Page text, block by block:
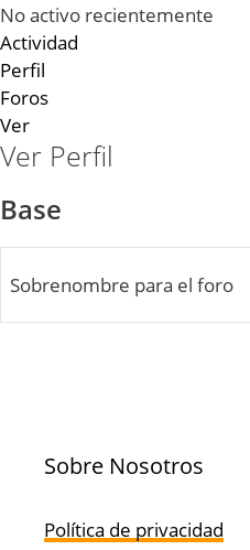
No activo recientemente
Actividad
Perfil
Foros
Ver
Ver Perfil
Base
Sobrenombre para el foro
Sobre Nosotros
Política de privacidad